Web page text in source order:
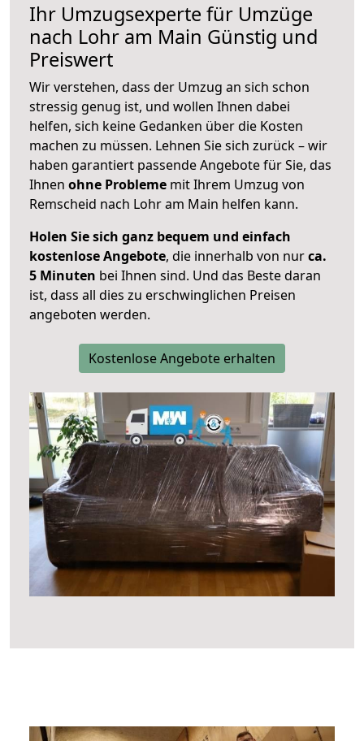
Ihr Umzugsexperte für Umzüge
nach Lohr am Main Günstig und
Preiswert
Wir verstehen, dass der Umzug an sich schon
stressig genug ist, und wollen Ihnen dabei
helfen, sich keine Gedanken über die Kosten
machen zu müssen. Lehnen Sie sich zurück – wir
haben garantiert passende Angebote für Sie, das
Ihnen ohne Probleme mit Ihrem Umzug von
Remscheid nach Lohr am Main helfen kann.
Holen Sie sich ganz bequem und einfach
kostenlose Angebote, die innerhalb von nurca.
5 Minuten bei Ihnen sind. Und das Beste daran
ist, dass all dies zu erschwinglichen Preisen
angeboten werden.
Kostenlose Angebote erhalten